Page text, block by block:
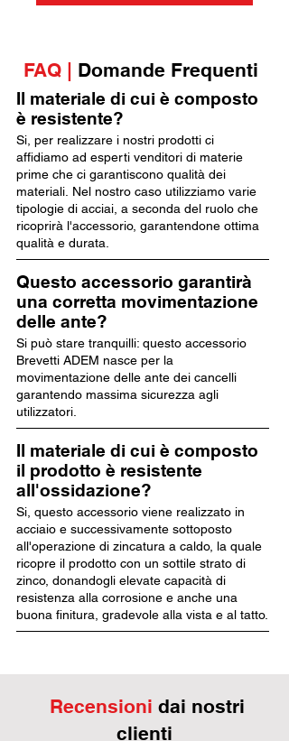
FAQ | Domande Frequenti
Il materiale di cui è composto
è resistente?
Si, per realizzare i nostri prodotti ci
affidiamo ad esperti venditori di materie
prime che ci garantiscono qualità dei
materiali. Nel nostro caso utilizziamo varie
tipologie di acciai, a seconda del ruolo che
ricoprirà l'accessorio, garantendone ottima
qualità e durata.
Questo accessorio garantirà
una corretta movimentazione
delle ante?
Si può stare tranquilli: questo accessorio
Brevetti ADEM nasce per la
movimentazione delle ante dei cancelli
garantendo massima sicurezza agli
utilizzatori.
Il materiale di cui è composto
il prodotto è resistente
all'ossidazione?
Si, questo accessorio viene realizzato in
acciaio e successivamente sottoposto
all'operazione di zincatura a caldo, la quale
ricopre il prodotto con un sottile strato di
zinco, donandogli elevate capacità di
resistenza alla corrosione e anche una
buona finitura, gradevole alla vista e al tatto.
Recensioni dai nostri
clienti